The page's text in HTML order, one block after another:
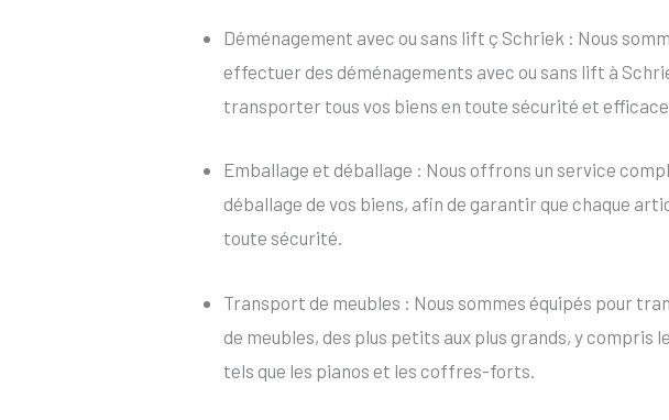
Déménagement avec ou sans lift ç Schriek : Nous
effectuer des déménagements avec ou sans lift à
transporter tous vos biens en toute sécurité et
Emballage et déballage : Nous offrons un service
déballage de vos biens, afin de garantir que chaque
toute sécurité.
Transport de meubles : Nous sommes équipés pour
de meubles, des plus petits aux plus grands, y compris
tels que les pianos et les coffres-forts.